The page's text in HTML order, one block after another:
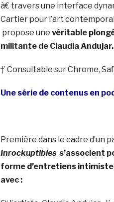
à€ travers une interface
Cartier pour l’art
propose une véritable
militante de Claudia Andujar.
†’ Consultable sur Chrome,
Une série de contenus en
Première dans le cadre d’un
Inrockuptibless’associent
forme d’entretiens
avec :